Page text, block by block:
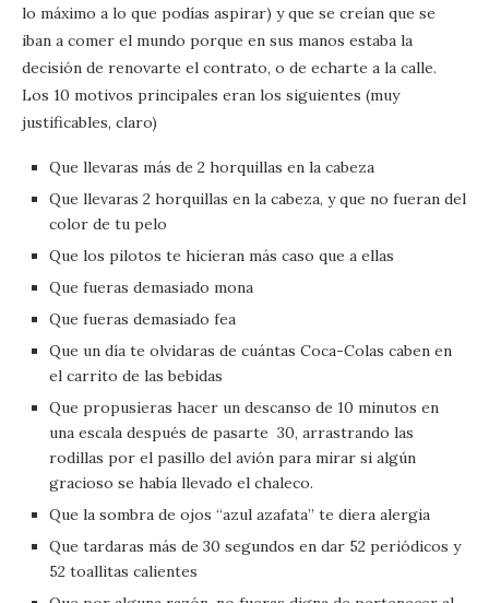
lo máximo a lo que podías aspirar) y que se creían que se
iban a comer el mundo porque en sus manos estaba la
decisión de renovarte el contrato, o de echarte a la calle.
Los 10 motivos principales eran los siguientes (muy
justificables, claro)
Que llevaras más de 2 horquillas en la cabeza
Que llevaras 2 horquillas en la cabeza, y que no fueran del
color de tu pelo
Que los pilotos te hicieran más caso que a ellas
Que fueras demasiado mona
Que fueras demasiado fea
Que un día te olvidaras de cuántas Coca-Colas caben en
el carrito de las bebidas
Que propusieras hacer un descanso de 10 minutos en
una escala después de pasarte 30, arrastrando las
rodillas por el pasillo del avión para mirar si algún
gracioso se había llevado el chaleco.
Que la sombra de ojos “azul azafata” te diera alergia
Que tardaras más de 30 segundos en dar 52 periódicos y
52 toallitas calientes